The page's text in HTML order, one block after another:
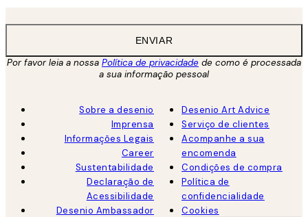
ENVIAR
Por favor leia a nossa Política de privacidade de como é processada
a sua informação pessoal
Sobre a desenio
Imprensa
Informações Legais
Career
Sustentabilidade
Declaração de
Acessibilidade
Desenio Ambassador
Desenio Art Advice
Serviço de clientes
Acompanhe a sua
encomenda
Condições de compra
Política de
confidencialidade
Cookies